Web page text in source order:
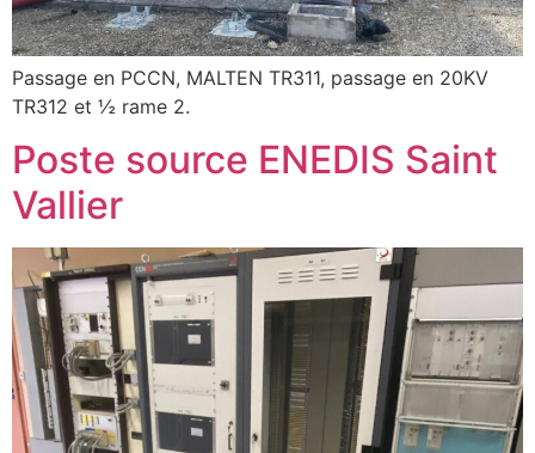
Passage en PCCN, MALTEN TR311, passage en 20KV
TR312 et ½ rame 2.
Poste source ENEDIS Saint
Vallier